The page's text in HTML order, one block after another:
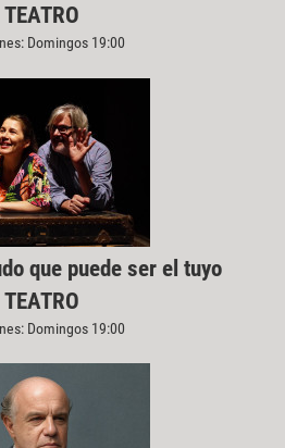
TEATRO
Domingos 19:00
que puede ser el tuyo
TEATRO
Domingos 19:00